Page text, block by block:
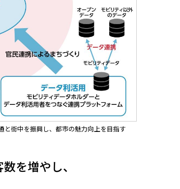
と街中を振興し、都市の魅力向上を目指す
を増やし、